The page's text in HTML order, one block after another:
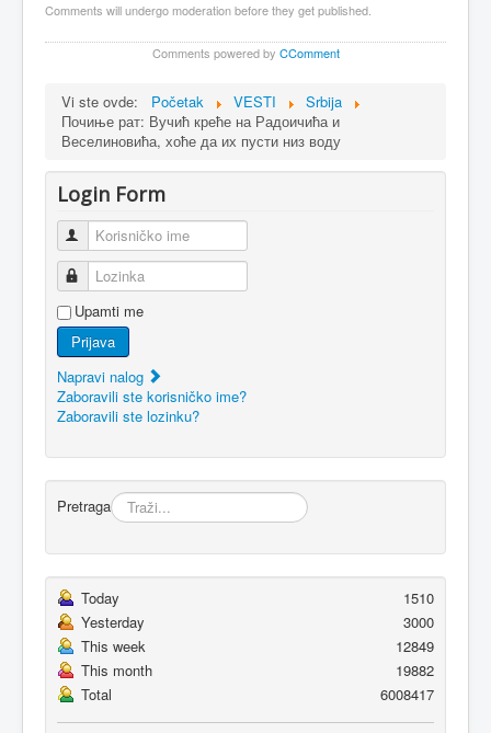
Comments will undergo moderation before they get published.
Comments powered by CComment
Vi ste ovde: Početak VESTI
Srbija
Почиње рат: Вучић креће на Радоичића и
Веселиновића, хоће да их пусти низ воду
Login Form
Korisničko ime
Lozinka
Upamti me
Prijava
Napravi nalog
Zaboravili ste korisničko ime?
Zaboravili ste lozinku?
Pretraga
Today
1510
Yesterday
3000
This week
12849
This month
19882
Total
6008417